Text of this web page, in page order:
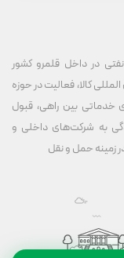
در داخل قلمرو کشور
کالا، فعالیت در حوزه
خدماتی بین راهی، قبول
به شرکت‌های داخلی و
زمینه حمل و نقل